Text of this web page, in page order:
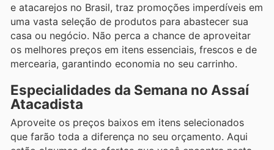
e atacarejos no Brasil, traz promoções imperdíveis em
uma vasta seleção de produtos para abastecer sua
casa ou negócio. Não perca a chance de aproveitar
os melhores preços em itens essenciais, frescos e de
mercearia, garantindo economia no seu carrinho.
Especialidades da Semana no Assaí
Atacadista
Aproveite os preços baixos em itens selecionados
que farão toda a diferença no seu orçamento. Aqui